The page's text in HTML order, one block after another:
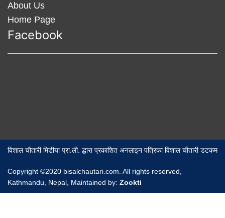
About Us
Home Page
Facebook
विशाल चौतारी मिडीया प्रा.ली. द्धारा प्रकाशित अनलाइन पत्रिका विशाल चौतारी डटकम
Copyright ©2020 bisalchautari.com. All rights reserved,
Kathmandu, Nepal, Maintained by: Zookti